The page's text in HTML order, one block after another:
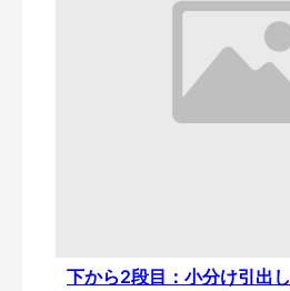
下から2段目：小分け引出し